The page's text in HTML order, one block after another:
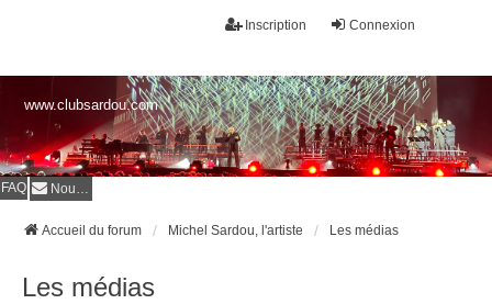
Connexion
Inscription
www.clubsardou.com
FAQ Nous contacter
Accueil du forum Michel Sardou, l'artiste Les médias
Les médias